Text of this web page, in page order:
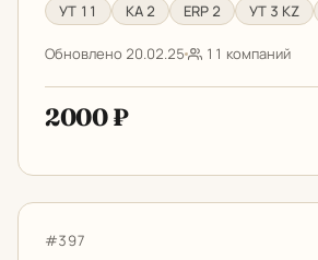
УТ 11 КА 2 ERP 2 УТ 3 KZ
Обновлено 20.02.25 11 компаний
2000 ₽
План-фактный анализ затрат
Артикул:
#397